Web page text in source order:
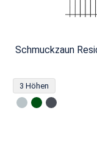
Schmuckzaun
3 Höhen